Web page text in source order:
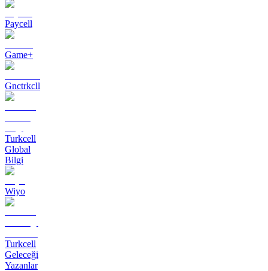
Paycell
Game+
Gnctrkcll
Turkcell
Global
Bilgi
Wiyo
Turkcell
Geleceği
Yazanlar